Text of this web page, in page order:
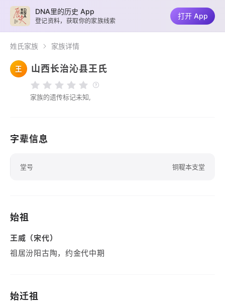
姓氏家族 家族详情
王 山西长治沁县王氏
家族的遗传标记未知,
字辈信息
堂号 铜鞮本支堂
始祖
王威（宋代）
祖居汾阳古陶，约金代中期
始迁祖
DNA里的历史 App
登记资料，获取你的家族线索
打开 App